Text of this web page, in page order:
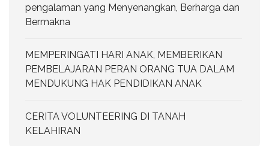
pengalaman yang Menyenangkan, Berharga dan
Bermakna
MEMPERINGATI HARI ANAK, MEMBERIKAN
PEMBELAJARAN PERAN ORANG TUA DALAM
MENDUKUNG HAK PENDIDIKAN ANAK
CERITA VOLUNTEERING DI TANAH
KELAHIRAN